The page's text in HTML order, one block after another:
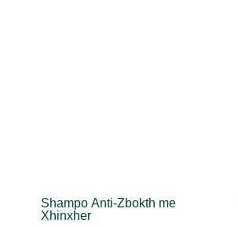
Shampo Anti-Zbokth me
Xhinxher